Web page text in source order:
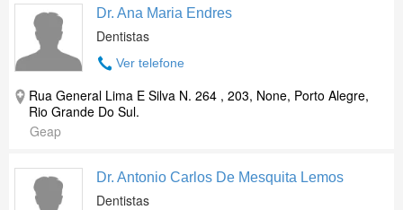
Dr. Ana Maria Endres
Dentistas
Ver telefone
Rua General Lima E Silva N. 264 , 203, None, Porto Alegre,
Rio Grande Do Sul.
Geap
Dr. Antonio Carlos De Mesquita Lemos
Dentistas